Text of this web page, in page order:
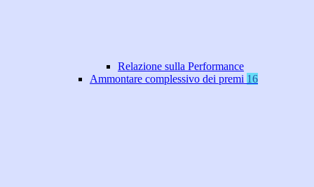
Relazione sulla Performance
Ammontare complessivo dei premi 16